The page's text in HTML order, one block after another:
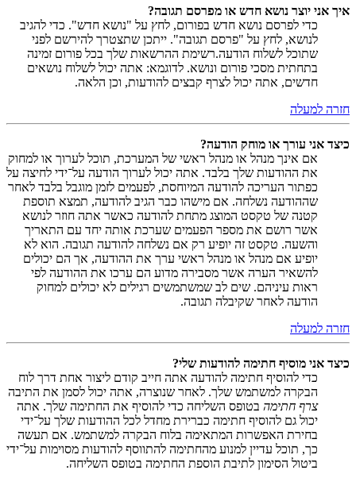
איך אני יוצר נושא חדש או מפרסם תגובה?
כדי לפרסם נושא חדש בפורום, לחץ על "נושא חדש". כדי להגיב
לנושא, לחץ על "פרסם תגובה". ייתכן שתצטרך להירשם לפני
שתוכל לשלוח הודעה.רשימת ההרשאות שלך בכל פורום זמינה
בתחתית מסכי פורום ונושא. לדוגמא: אתה יכול לשלוח נושאים
חדשים, אתה יכול לצרף קבצים להודעות, וכן הלאה.
חזרה למעלה
כיצד אני עורך או מוחק הודעה?
אם אינך מנהל או מנהל ראשי של המערכת, תוכל לערוך או למחוק
את ההודעות שלך בלבד. אתה יכול לערוך הודעה על־ידי לחיצה על
כפתור העריכה להודעה המיוחסת, לפעמים לזמן מוגבל בלבד לאחר
שההודעה נשלחה. אם מישהו כבר הגיב להודעה, תמצא תוספת
קטנה של טקסט המוצג מתחת להודעה כאשר אתה חוזר לנושא
אשר רושם את מספר הפעמים שערכת אותה יחד עם התאריך
והשעה. טקסט זה יופיע רק אם נשלחה להודעה תגובה. הוא לא
יופיע אם מנהל או מנהל ראשי ערך את ההודעה, אך הם יכולים
להשאיר הערה אשר מסבירה מדוע הם ערכו את ההודעה לפי
ראות עיניהם. שים לב שמשתמשים רגילים לא יכולים למחוק
הודעה לאחר שקיבלה תגובה.
חזרה למעלה
כיצד אני מוסיף חתימה להודעות שלי?
כדי להוסיף חתימה להודעה אתה חייב קודם ליצור אחת דרך לוח
הבקרה למשתמש שלך. לאחר שנוצרה, אתה יכול לסמן את התיבה
צרף חתימה בטופס השליחה כדי להוסיף את החתימה שלך. אתה
יכול גם להוסיף חתימה כברירת מחדל לכל ההודעות שלך על־ידי
בחירת האפשרות המתאימה בלוח הבקרה למשתמש. אם תעשה
כך, תוכל עדיין למנוע מהחתימה להתווסף להודעות מסוימות על־ידי
ביטול הסימון לתיבת הוספת החתימה בטופס השליחה.